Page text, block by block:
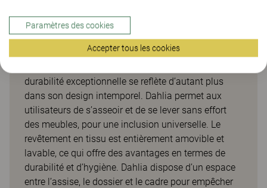
couleurs des tissus choisis pour créer contraste et
harmonie, avec une expression unique des couleurs.
La gamme Dahlia peut être facilement réutilisée
durabilité exceptionnelle se reflète d’autant plus
dans son design intemporel. Dahlia permet aux
utilisateurs de s’asseoir et de se lever sans effort
des meubles, pour une inclusion universelle. Le
revêtement en tissu est entièrement amovible et
lavable, ce qui offre des avantages en termes de
durabilité et d’hygiène. Dahlia dispose d’un espace
entre l’assise, le dossier et le cadre pour empêcher
Paramètres des cookies
Accepter tous les cookies